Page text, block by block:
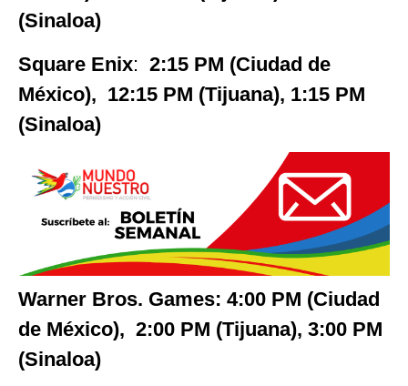
(Sinaloa)
Square Enix: 2:15 PM (Ciudad de
México), 12:15 PM (Tijuana), 1:15 PM
(Sinaloa)
Warner Bros. Games: 4:00 PM (Ciudad
de México), 2:00 PM (Tijuana), 3:00 PM
(Sinaloa)